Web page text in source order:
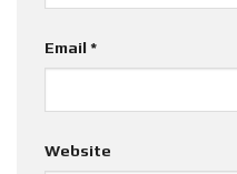
Email *
Website